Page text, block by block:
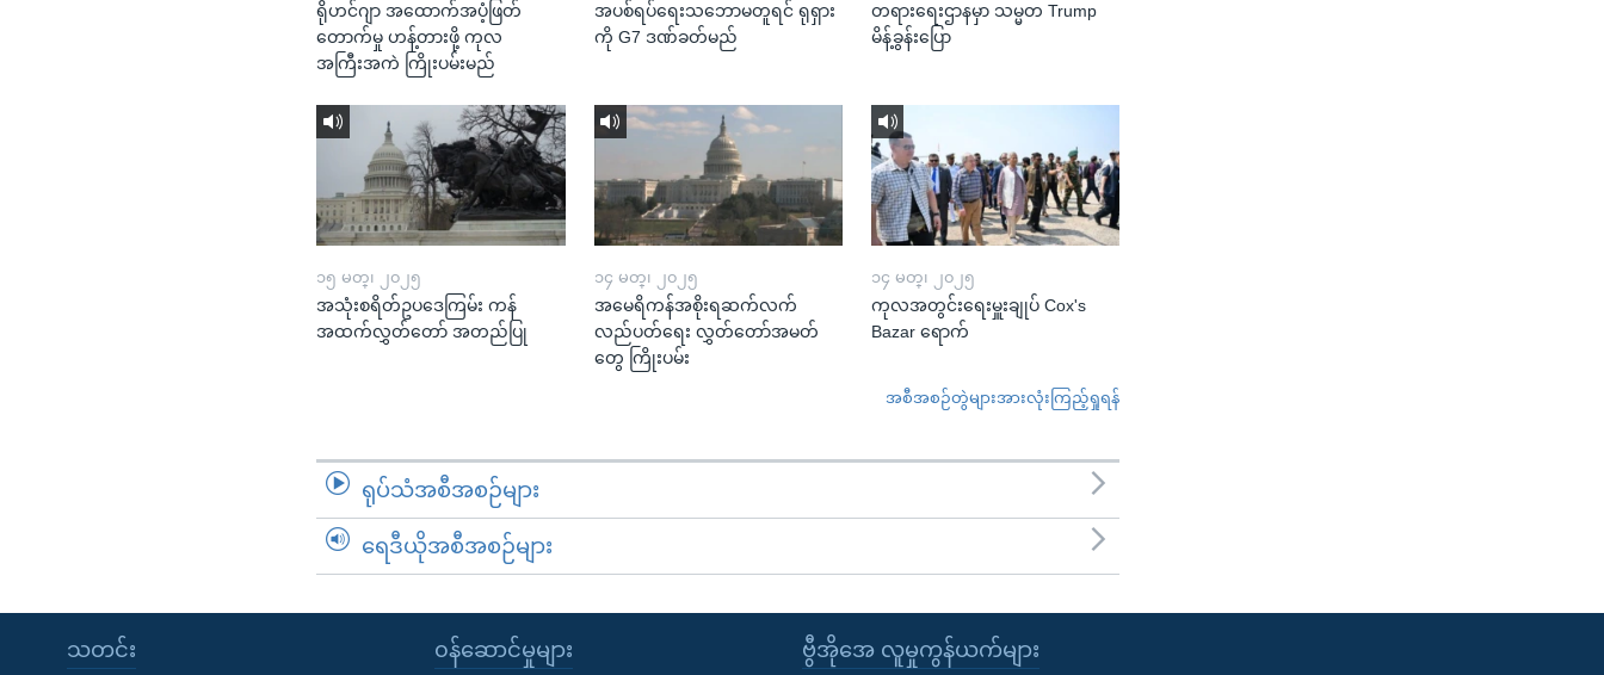
ရိုဟင်ဂျာ အထောက်အပံ့ဖြတ်
တောက်မှု ဟန့်တားဖို့ ကုလ
အကြီးအကဲ ကြိုးပမ်းမည်
အပစ်ရပ်ရေးသဘောမတူရင် ရုရှား
ကို G7 ဒဏ်ခတ်မည်
တရားရေးဌာနမှာ သမ္မတ Trump
မိန့်ခွန်းပြော
၁၅ မတ္၊ ၂၀၂၅
အသုံးစရိတ်ဥပဒေကြမ်း ကန်
အထက်လွှတ်တော် အတည်ပြု
၁၄ မတ္၊ ၂၀၂၅
အမေရိကန်အစိုးရဆက်လက်
လည်ပတ်ရေး လွှတ်တော်အမတ်
တွေ ကြိုးပမ်း
၁၄ မတ္၊ ၂၀၂၅
ကုလအတွင်းရေးမှူးချုပ် Cox's
Bazar ရောက်
အစီအစဉ်တွဲများအားလုံးကြည့်ရှုရန်
ရုပ်သံအစီအစဉ်များ
ရေဒီယိုအစီအစဉ်များ
ဗွီအိုအေ လူမှုကွန်ယက်များ
သတင်း ၀န်ဆောင်မှုများ